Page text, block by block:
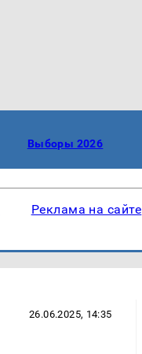
Выборы 2026
Реклама на сайте
26.06.2025, 14:35